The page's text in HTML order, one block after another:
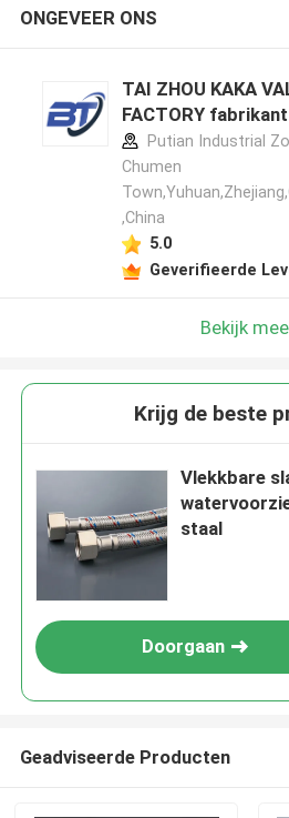
ONGEVEER ONS
TAI ZHOU KAKA
FACTORY
Putian Industrial
Chumen
,China
5.0
Geverifieerde
Bekijk
Krijg de beste
Vlekkbare
staal
Doorgaan
Geadviseerde Producten